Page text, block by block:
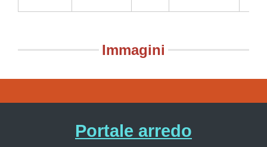
Immagini
Portale arredo